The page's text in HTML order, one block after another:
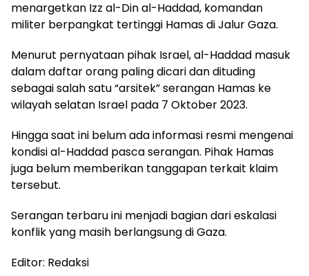
menargetkan Izz al-Din al-Haddad, komandan
militer berpangkat tertinggi Hamas di Jalur Gaza.
Menurut pernyataan pihak Israel, al-Haddad masuk
dalam daftar orang paling dicari dan dituding
sebagai salah satu “arsitek” serangan Hamas ke
wilayah selatan Israel pada 7 Oktober 2023.
Hingga saat ini belum ada informasi resmi mengenai
kondisi al-Haddad pasca serangan. Pihak Hamas
juga belum memberikan tanggapan terkait klaim
tersebut.
Serangan terbaru ini menjadi bagian dari eskalasi
konflik yang masih berlangsung di Gaza.
Editor: Redaksi